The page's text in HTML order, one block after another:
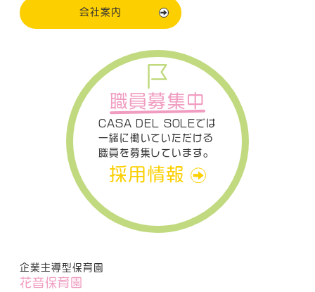
会社案内
職員募集中
CASA DEL SOLEでは
一緒に働いていただける
職員を募集しています。
採用情報
企業主導型保育園
花音保育園